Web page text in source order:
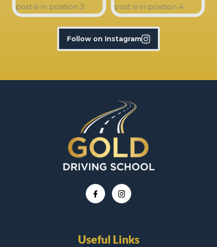
Follow on Instagram
Useful Links